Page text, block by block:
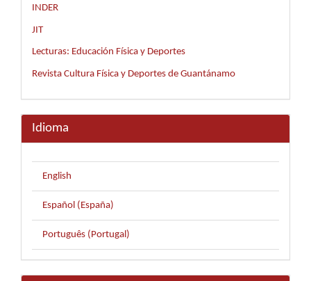
INDER
JIT
Lecturas: Educación Física y Deportes
Revista Cultura Física y Deportes de Guantánamo
Idioma
English
Español (España)
Português (Portugal)